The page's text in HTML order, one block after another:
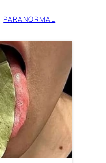
PARANORMAL